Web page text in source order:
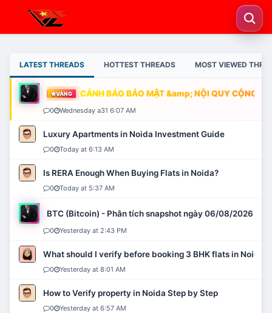
LATEST THREADS HOTTEST THREADS MOST VIEWED
VÀNG CẢNH BÁO BẢO MẬT &amp; NỘI QUY CỘNG
0 Wednesday a31 6:07 AM
Luxury Apartments in Noida Investment Guide
0 Today at 6:13 AM
Is RERA Enough When Buying Flats in Noida?
0 Today at 5:37 AM
BTC (Bitcoin) - Phân tích snapshot ngày 06/08/2026
0 Yesterday at 2:43 PM
What should I verify before booking 3 BHK flats in Noida?
0 Yesterday at 8:01 AM
How to Verify property in Noida Step by Step
0 Yesterday at 6:57 AM